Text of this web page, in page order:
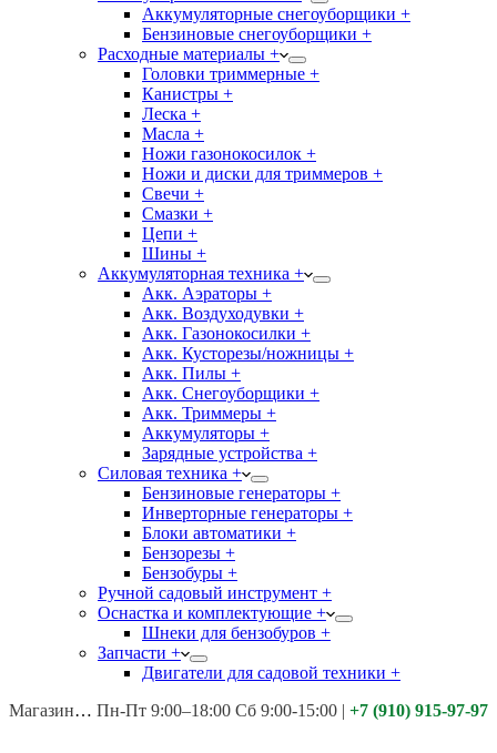
Аккумуляторные снегоуборщики +
Бензиновые снегоуборщики +
Расходные материалы +
Головки триммерные +
Канистры +
Леска +
Масла +
Ножи газонокосилок +
Ножи и диски для триммеров +
Свечи +
Смазки +
Цепи +
Шины +
Аккумуляторная техника +
Акк. Аэраторы +
Акк. Воздуходувки +
Акк. Газонокосилки +
Акк. Кусторезы/ножницы +
Акк. Пилы +
Акк. Снегоуборщики +
Акк. Триммеры +
Аккумуляторы +
Зарядные устройства +
Силовая техника +
Бензиновые генераторы +
Инверторные генераторы +
Блоки автоматики +
Бензорезы +
Бензобуры +
Ручной садовый инструмент +
Оснастка и комплектующие +
Шнеки для бензобуров +
Запчасти +
Двигатели для садовой техники +
Магазины: Калуга ул. Московская д.113
Пн-Пт 9:00–18:00 Сб 9:00-15:00 | +7 (910) 915-97-97